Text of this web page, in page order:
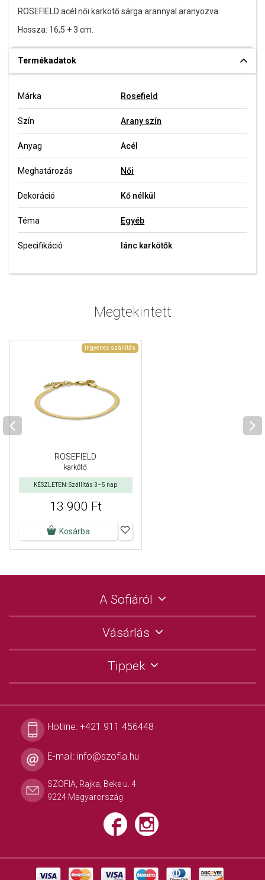
ROSEFIELD acél női karkötő sárga arannyal aranyozva.
Hossza: 16,5 + 3 cm.
Termékadatok
Márka Rosefield
Szín Arany szín
Anyag Acél
Meghatározás Női
Dekoráció Kő nélkül
Téma Egyéb
Specifikáció lánc karkötők
Megtekintett
Ingyenes szállítás
ROSEFIELD
karkötő
KÉSZLETEN: Szállítás 3–5 nap
13 900 Ft
Kosárba
A Sofiáról
Vásárlás
Tippek
Hotline: +421 911 456448
E-mail: info@szofia.hu
SZOFIA, Rajka, Beke u. 4.
9224 Magyarország